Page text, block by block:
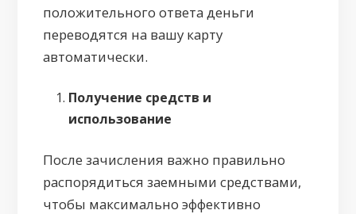
положительного ответа деньги
переводятся на вашу карту
автоматически.
Получение средств и
использование
После зачисления важно правильно
распорядиться заемными средствами,
чтобы максимально эффективно